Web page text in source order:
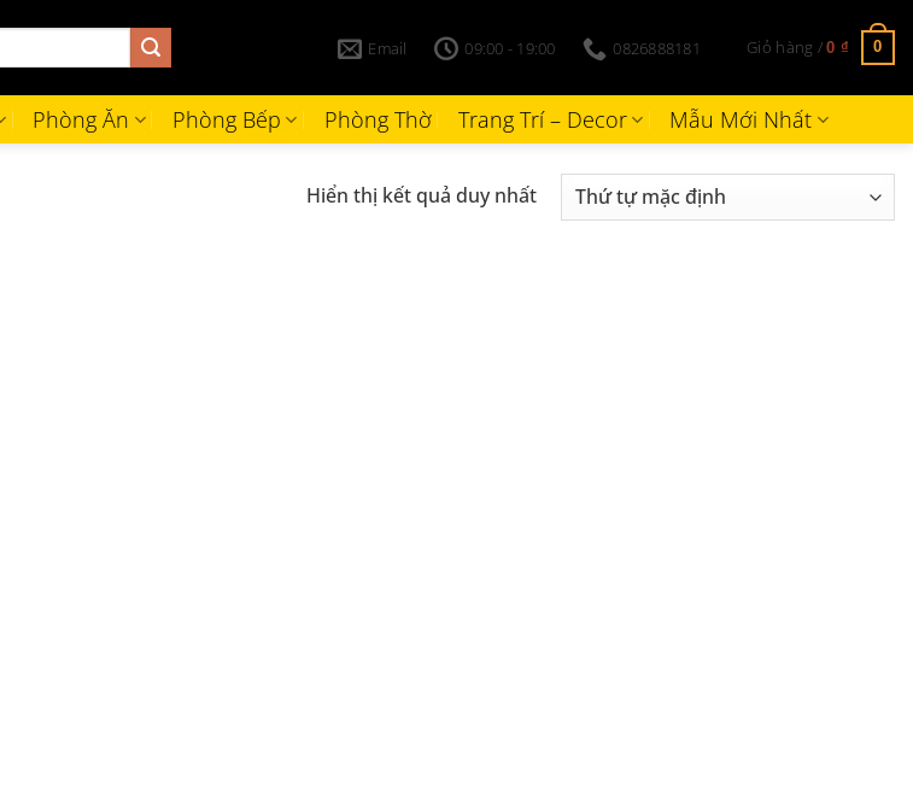
Email 09:00 - 19:00 0826888181 Giỏ hàng /0 ₫ 0
Phòng Ăn Phòng Bếp Phòng Thờ Trang Trí – Decor Mẫu Mới Nhất
Hiển thị kết quả duy nhất